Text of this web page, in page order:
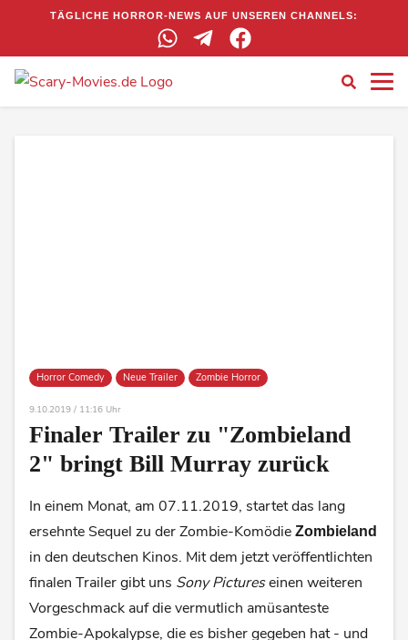
TÄGLICHE HORROR-NEWS AUF UNSEREN CHANNELS:
Horror Comedy Neue Trailer Zombie Horror
9.10.2019 / 11:16 Uhr
Finaler Trailer zu "Zombieland
2" bringt Bill Murray zurück
In einem Monat, am 07.11.2019, startet das lang
ersehnte Sequel zu der Zombie-Komödie Zombieland
in den deutschen Kinos. Mit dem jetzt veröffentlichten
finalen Trailer gibt uns Sony Pictureseinen weiteren
Vorgeschmack auf die vermutlich amüsanteste
Zombie-Apokalypse, die es bisher gegeben hat - und